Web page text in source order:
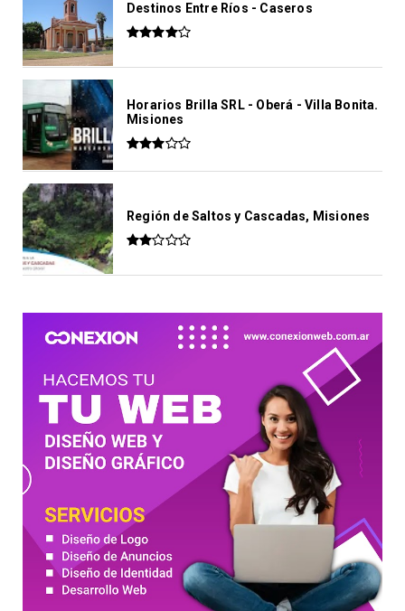
Destinos Entre Ríos - Caseros
Horarios Brilla SRL - Oberá - Villa Bonita.
Misiones
Región de Saltos y Cascadas, Misiones